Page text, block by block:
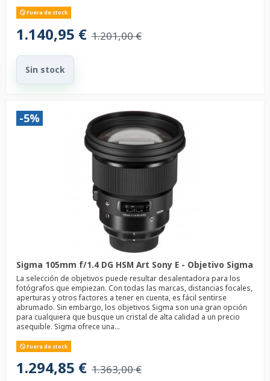
Fuera de stock
1.140,95 € 1.201,00 €
Sin stock
-5%
Sigma 105mm f/1.4 DG HSM Art Sony E - Objetivo Sigma
La selección de objetivos puede resultar desalentadora para los
fotógrafos que empiezan. Con todas las marcas, distancias focales,
aperturas y otros factores a tener en cuenta, es fácil sentirse
abrumado. Sin embargo, los objetivos Sigma son una gran opción
para cualquiera que busque un cristal de alta calidad a un precio
asequible. Sigma ofrece una...
Fuera de stock
1.294,85 € 1.363,00 €